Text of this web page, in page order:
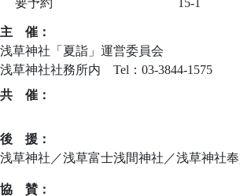
要予約
15-1
主 催：
浅草神社「夏詣」運営委員会
浅草神社社務所内 Tel：03-3844-1575
共 催：
後 援：
浅草神社／浅草富士浅間神社／浅草神社
協 賛：